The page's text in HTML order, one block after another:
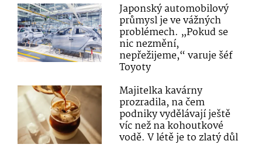
Japonský automobilový
průmysl je ve vážných
problémech. „Pokud se
nic nezmění,
nepřežijeme,“ varuje šéf
Toyoty
Majitelka kavárny
prozradila, na čem
podniky vydělávají ještě
víc než na kohoutkové
vodě. V létě je to zlatý důl